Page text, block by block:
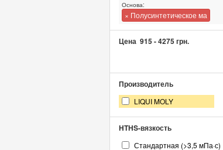
Основа:
× Полусинтетическое ма
Цена 915-4275грн.
Производитель
LIQUI MOLY
HTHS-вязкость
Стандартная (>3,5 мПа·с)